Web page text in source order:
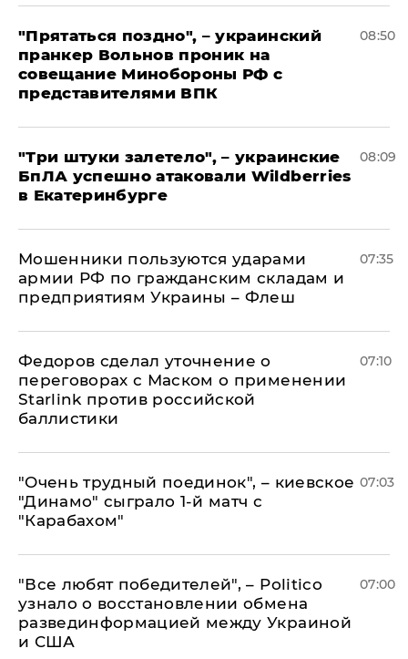
"Прятаться поздно", – украинский
пранкер Вольнов проник на
совещание Минобороны РФ с
представителями ВПК
08:50
"Три штуки залетело", – украинские
БпЛА успешно атаковали Wildberries
в Екатеринбурге
08:09
Мошенники пользуются ударами
армии РФ по гражданским складам и
предприятиям Украины – Флеш
07:35
Федоров сделал уточнение о
переговорах с Маском о применении
Starlink против российской
баллистики
07:10
"Очень трудный поединок", – киевское
"Динамо" сыграло 1-й матч с
"Карабахом"
07:03
​"Все любят победителей", – Politico
узнало о восстановлении обмена
развединформацией между Украиной
и США
07:00